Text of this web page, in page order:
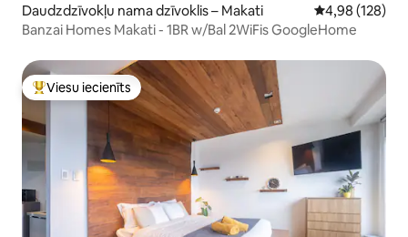
Daudzdzīvokļu nama dzīvoklis – Makati Vidējais
4,98 (128)
Banzai Homes Makati - 1BR w/Bal 2WiFis GoogleHome
Populārs viesu iecienīts mājoklis
Viesu iecienīts